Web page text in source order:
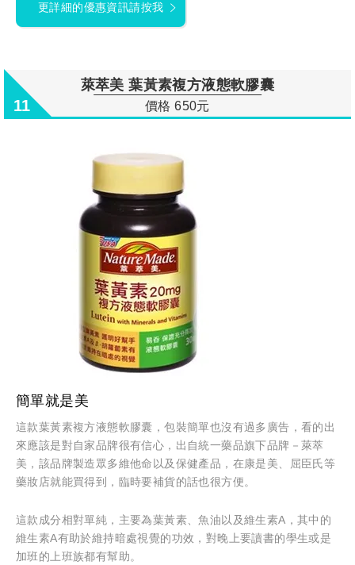
更詳細的優惠資訊請按我
11
萊萃美 葉黃素複方液態軟膠囊
價格 650元
簡單就是美
這款葉黃素複方液態軟膠囊，包裝簡單也沒有過多廣告，看的出
來應該是對自家品牌很有信心，出自統一藥品旗下品牌－萊萃
美，該品牌製造眾多維他命以及保健產品，在康是美、屈臣氏等
藥妝店就能買得到，臨時要補貨的話也很方便。
這款成分相對單純，主要為葉黃素、魚油以及維生素A，其中的
維生素A有助於維持暗處視覺的功效，對晚上要讀書的學生或是
加班的上班族都有幫助。